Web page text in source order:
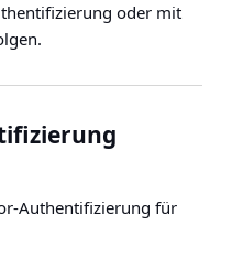
oder mit
Authentifizierung für